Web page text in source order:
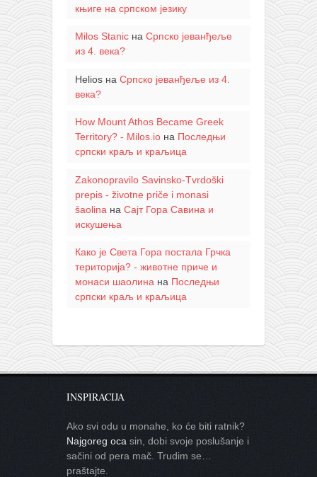
књиге на српском језику
Milos Stanicна Српско јеванђеље
из 4. века?
Heliosна Српско јеванђеље из 4.
века?
How Mount Athos Became Greek
Territory? - Milos.ioна Последњи
српски краљ и краљица
Zakonopravilo Savinsko-Tvrdoški
prepis - životne priče i monasi
šaolina на Сајт Гора Савина и
искушења
Како је Света Гора постала Грчка
територија? - животне приче и
монаси шаолинана Последњи
српски краљ и краљица
INSPIRACIJA
Ako svi odu u monahe, ko će biti ratnik?
Najgoreg oca sin, dobi svoje poslušanje i
sačini od pera mač. Trudim se…
praštajte.